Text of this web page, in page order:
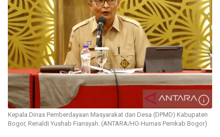
Kepala Dinas Pemberdayaan Masyarakat dan Desa (DPMD) Kabupaten
Bogor, Renaldi Yushab Fiansyah. (ANTARA/HO-Humas Pemkab Bogor)